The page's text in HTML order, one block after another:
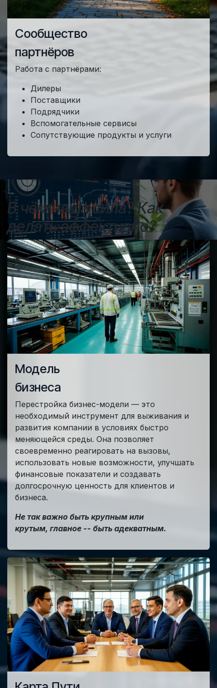
Сообщество
партнёров
Работа с партнёрами:
Дилеры
Поставщики
Подрядчики
Вспомогательные сервисы
Сопутствующие продукты и услуги
В чём наша сила? Как
делать эффективно?
Модель
бизнеса
Перестройка бизнес-модели — это
необходимый инструмент для выживания и
развития компании в условиях быстро
меняющейся среды. Она позволяет
своевременно реагировать на вызовы,
использовать новые возможности, улучшать
финансовые показатели и создавать
долгосрочную ценность для клиентов и
бизнеса.
Не так важно быть крупным или
крутым, главное -- быть адекватным.